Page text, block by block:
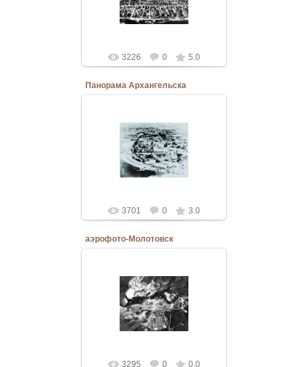
Маймаксанского рукава Северной
Двины, сделан ...
3226 0 5.0
Панорама Архангельска
Рассекреченный военно-морской
разведкой США снимок
Архангельска, сопровожден
пояснительными надписями,
фото сделано в...
3701 0 3.0
аэрофото-Молотовск
19.03.2011
Рассекреченная военно-морской
разведкой США аэрофотосъемка
Молотовска, снимок сделан не
позднее 1943 года.
Bannostrov
3295 0 0.0